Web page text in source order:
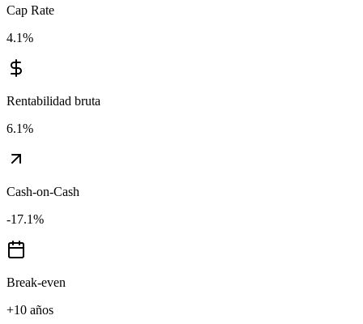
Cap Rate
4.1%
Rentabilidad bruta
6.1%
Cash-on-Cash
-17.1%
Break-even
+10 años